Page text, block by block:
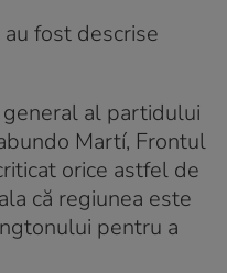
fost descrise
al partidului
Martí, Frontul
orice astfel de
că regiunea este
pentru a